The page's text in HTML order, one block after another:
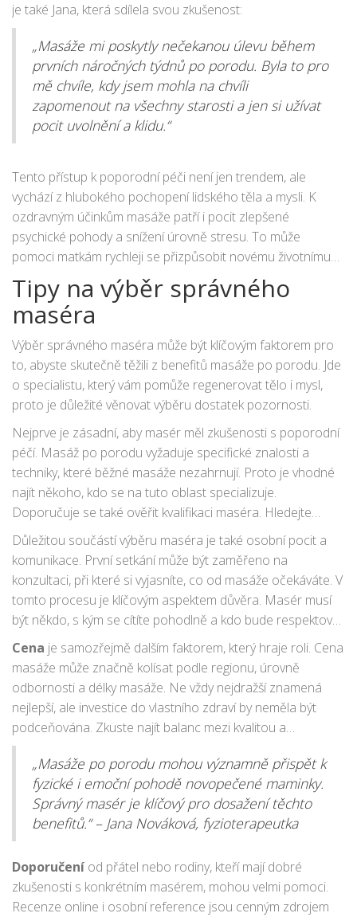
je také Jana, která sdílela svou zkušenost:
„Masáže mi poskytly nečekanou úlevu během
prvních náročných týdnů po porodu. Byla to pro
mě chvíle, kdy jsem mohla na chvíli
zapomenout na všechny starosti a jen si užívat
pocit uvolnění a klidu.“
Tento přístup k poporodní péči není jen trendem, ale
vychází z hlubokého pochopení lidského těla a mysli. K
ozdravným účinkům masáže patří i pocit zlepšené
psychické pohody a snížení úrovně stresu. To může
pomoci matkám rychleji se přizpůsobit novému životnímu
rytmu a najít radost v nových rolích.
Tipy na výběr správného
maséra
Výběr správného maséra může být klíčovým faktorem pro
to, abyste skutečně těžili z benefitů masáže po porodu. Jde
o specialistu, který vám pomůže regenerovat tělo i mysl,
proto je důležité věnovat výběru dostatek pozornosti.
Nejprve je zásadní, aby masér měl zkušenosti s poporodní
péčí. Masáž po porodu vyžaduje specifické znalosti a
techniky, které běžné masáže nezahrnují. Proto je vhodné
najít někoho, kdo se na tuto oblast specializuje.
Doporučuje se také ověřit kvalifikaci maséra. Hledejte
certifikáty nebo odborné kurzy, které potvrzují jeho
odbornost.
Důležitou součástí výběru maséra je také osobní pocit a
komunikace. První setkání může být zaměřeno na
konzultaci, při které si vyjasníte, co od masáže očekáváte. V
tomto procesu je klíčovým aspektem důvěra. Masér musí
být někdo, s kým se cítíte pohodlně a kdo bude respektovat
vaši situaci a potřeby.
Cena je samozřejmě dalším faktorem, který hraje roli. Cena
masáže může značně kolísat podle regionu, úrovně
odbornosti a délky masáže. Ne vždy nejdražší znamená
nejlepší, ale investice do vlastního zdraví by neměla být
podceňována. Zkuste najít balanc mezi kvalitou a
dostupností, aby masáže mohly být pravidelnou součástí
vaší péče o tělo.
„Masáže po porodu mohou významně přispět k
fyzické i emoční pohodě novopečené maminky.
Správný masér je klíčový pro dosažení těchto
benefitů.“ – Jana Nováková, fyzioterapeutka
Doporučení od přátel nebo rodiny, kteří mají dobré
zkušenosti s konkrétním masérem, mohou velmi pomoci.
Recenze online i osobní reference jsou cenným zdrojem